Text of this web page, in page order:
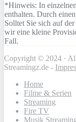
*Hinweis: In
enthalten. Durch
Solltet Sie sich auf
wir eine kleine
Fall.
Copyright © 2024 ·
Streamingz.de -
Home
Filme & Serien
Streaming
Fire TV
Musik